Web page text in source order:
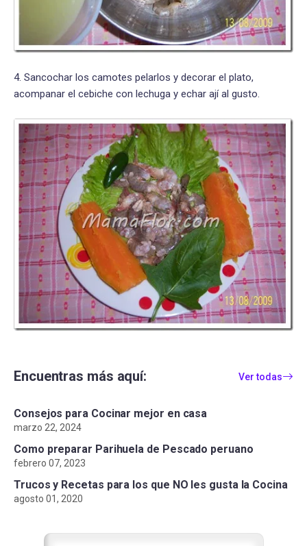
4. Sancochar los camotes pelarlos y decorar el plato,
acompanar el cebiche con lechuga y echar ají al gusto.
Encuentras más aquí: Ver todas
Consejos para Cocinar mejor en casa
marzo 22, 2024
Como preparar Parihuela de Pescado peruano
febrero 07, 2023
Trucos y Recetas para los que NO les gusta la Cocina
agosto 01, 2020